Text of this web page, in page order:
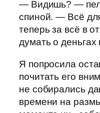
— Видишь? —
спиной. — Всё
теперь за всё в
думать о деньгах
Я попросила
почитать его
не собирались
времени на